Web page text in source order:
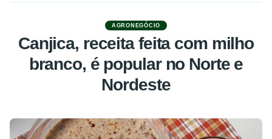
AGRONEGÓCIO
Canjica, receita feita com milho
branco, é popular no Norte e
Nordeste